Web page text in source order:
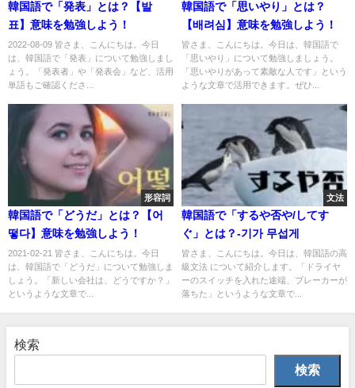
韓国語で「発表」とは？【발
표】意味を勉強しよう！
2022-08-09 皆さま、こんにちは。今日
は、韓国語で「発表」について勉強しまし
ょう。「発表者」や「発表会」など、活用
単語もご確認くださ...
韓国語で「思いやり」とは？
【배려심】意味を勉強しよう！
皆さま、こんにちは。今日は、韓国語で
「思いやり」について勉強しましょう。
「思いやりがあって素敵な人です」という
ような文章で活用できます。ぜひ...
形容詞
韓国語で「どうだ」とは？【어
떻다】意味を勉強しよう！
2021-02-21 皆さま、こんにちは。今日
は、韓国語で「どうだ」について勉強しま
しょう。「新しい会社は、どうですか？」
というような文章で...
文法
韓国語で「するや否や/してす
ぐ」とは？-기가 무섭게
皆さま、こんにちは。今日は、韓国語の高
級文法 について紹介します。「ドライヤ
ーのスイッチを入れた途端、ブレーカーが
落ちた」というような文章で...
検索
検索